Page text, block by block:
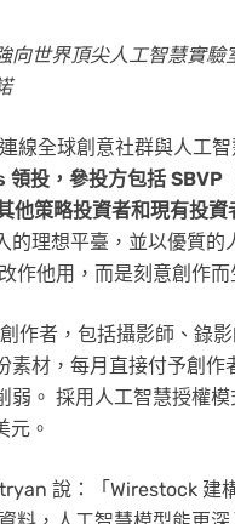
世界頂尖人工智慧實
線全球創意社群與人工
領投，參投方包括 SBVP
策略投資者和現有投資
理想平臺，並以優質
作他用，而是刻意創作而
作者，包括攝影師、錄
材，每月直接付予創
。 採用人工智慧授權
元。
說：「Wirestock 建